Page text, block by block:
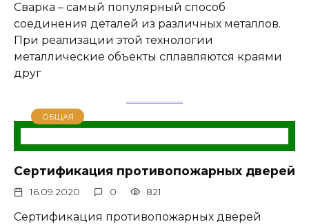
Сварка – самый популярный способ
соединения деталей из различных металлов.
При реализации этой технологии
металлические объекты сплавляются краями
друг
ОБЩАЯ
Сертификация противопожарных дверей
16.09.2020 0 821
Сертификация противопожарных дверей